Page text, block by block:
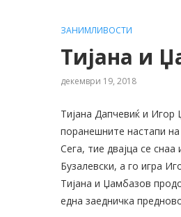
ЗАНИМЛИВОСТИ
Тијана и
декември 19, 2018
Тијана Дапчевиќ и Игор
поранешните настапи
Сега, тие двајца се снаа
Бузалевски, а го игра
Тијана и Џамбазов
една заедничка